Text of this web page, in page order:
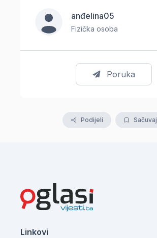
anđelina05
Fizička osoba
Poruka
Podijeli Sačuvaj
Linkovi